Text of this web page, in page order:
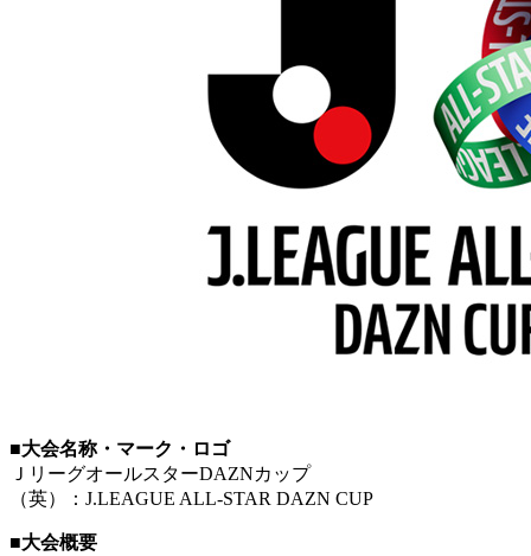
■大会名称・マーク・ロゴ
ＪリーグオールスターDAZNカップ
（英）：J.LEAGUE ALL-STAR DAZN CUP
■大会概要